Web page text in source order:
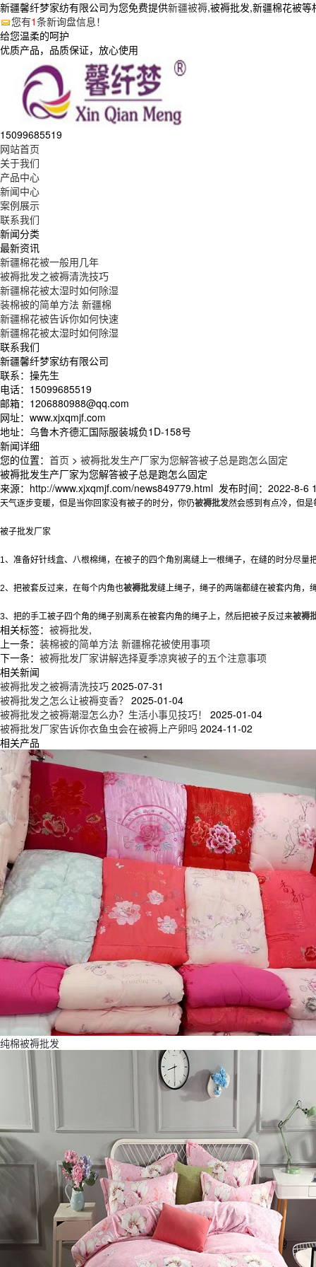
新疆馨纤梦家纺有限公司为您免费提供新疆被褥,被褥批发,新疆棉花被
您有1条新询盘信息！
给您温柔的呵护
优质产品，品质保证，放心使用
15099685519
网站首页
关于我们
产品中心
新闻中心
案例展示
联系我们
新闻分类
最新资讯
新疆棉花被一般用几年
被褥批发之被褥清洗技巧
新疆棉花被太湿时如何除湿
装棉被的简单方法 新疆棉
新疆棉花被告诉你如何快速
新疆棉花被太湿时如何除湿
联系我们
新疆馨纤梦家纺有限公司
联系：操先生
电话：15099685519
邮箱：1206880988@qq.com
网址：www.xjxqmjf.com
地址：乌鲁木齐德汇国际服装城负1D-158号
新闻详细
您的位置： 首页 > 被褥批发生产厂家为您解答被子总是跑怎么固定
被褥批发生产厂家为您解答被子总是跑怎么固定
来源：http://www.xjxqmjf.com/news849779.html 发布时间：2022-8-6
天气逐步变暖，但是当你回家没有被子的时分，你仍被褥批发然会感到有点冷，但是
被子批发厂家
1、准备好针线盒、八根棉绳，在被子的四个角别离缝上一根绳子，在缝的时分尽量
2、把被套反过来，在每个内角也被褥批发缝上绳子，绳子的两端都缝在被套内角，
3、把的手工被子四个角的绳子别离系在被套内角的绳子上，然后把被子反过来被褥
相关标签： 被褥批发,
上一条： 装棉被的简单方法 新疆棉花被使用事项
下一条： 被褥批发厂家讲解选择夏季凉爽被子的五个注意事项
相关新闻
被褥批发之被褥清洗技巧 2025-07-31
被褥批发之怎么让被褥变香？ 2025-01-04
被褥批发之被褥潮湿怎么办？生活小事见技巧！
2025-01-04
被褥批发厂家告诉你衣鱼虫会在被褥上产卵吗 2024-11-02
相关产品
纯棉被褥批发